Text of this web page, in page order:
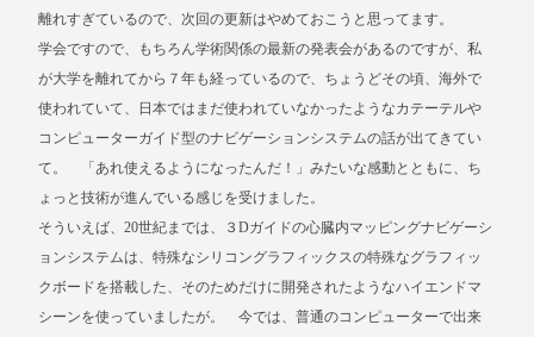
離れすぎているので、次回の更新はやめておこうと思ってます。
学会ですので、もちろん学術関係の最新の発表会があるのですが、私
が大学を離れてから７年も経っているので、ちょうどその頃、海外で
使われていて、日本ではまだ使われていなかったようなカテーテルや
コンピューターガイド型のナビゲーションシステムの話が出てきてい
て。 「あれ使えるようになったんだ！」みたいな感動とともに、ち
ょっと技術が進んでいる感じを受けました。
そういえば、20世紀までは、３Dガイドの心臓内マッピングナビゲーシ
ョンシステムは、特殊なシリコングラフィックスの特殊なグラフィッ
クボードを搭載した、そのためだけに開発されたようなハイエンドマ
シーンを使っていましたが。 今では、普通のコンピューターで出来